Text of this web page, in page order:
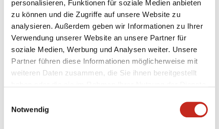
personalisieren, Funktionen für soziale Medien anbieten
zu können und die Zugriffe auf unsere Website zu
analysieren. Außerdem geben wir Informationen zu Ihrer
Verwendung unserer Website an unsere Partner für
soziale Medien, Werbung und Analysen weiter. Unsere
Partner führen diese Informationen möglicherweise mit
weiteren Daten zusammen, die Sie ihnen bereitgestellt
Notwendig
das Spiel in Füchse Town (Fritz-Lesch-Straße 32, 13053
Berlin) sind ebenfalls an der Tageskasse erhältlich.